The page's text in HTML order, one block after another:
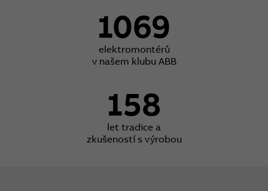
1069
elektromontérů
v našem klubu ABB
158
let tradice a
zkušeností s výrobou